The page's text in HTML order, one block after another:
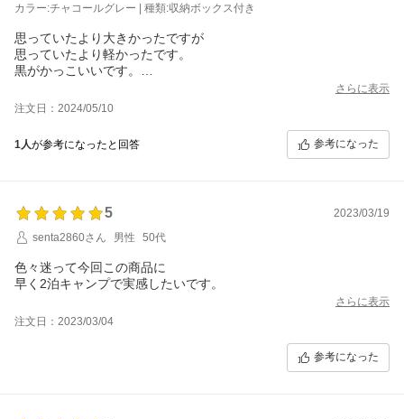
カラー:チャコールグレー | 種類:収納ボックス付き
思っていたより大きかったですが
思っていたより軽かったです。
黒がかっこいいです。
夏はクーラーボックス必需品です。
コンテナが届きました。嬉しいです。
さらに表示
注文日：2024/05/10
1人が参考になったと回答 参考になった
5
2023/03/19
senta2860さん
男性 50代
色々迷って今回この商品に
早く2泊キャンプで実感したいです。
さらに表示
注文日：2023/03/04
参考になった